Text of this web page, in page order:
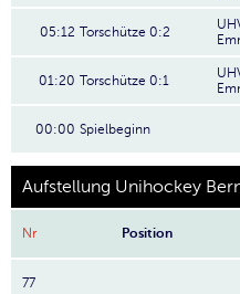
05:12 Torschütze 0:2
01:20 Torschütze 0:1
00:00 Spielbeginn
Aufstellung Unihockey
Nr Position
77